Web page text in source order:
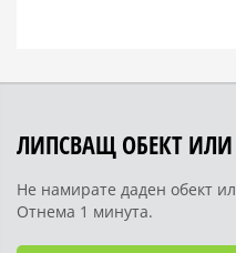
ЛИПСВАЩ ОБЕКТ ИЛИ
Не намирате даден обект
Отнема 1 минута.